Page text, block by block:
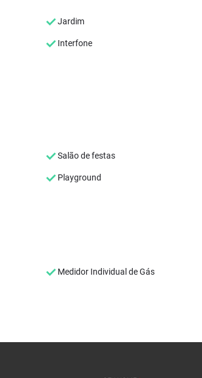
Jardim
Interfone
Salão de festas
Playground
Medidor Individual de Gás